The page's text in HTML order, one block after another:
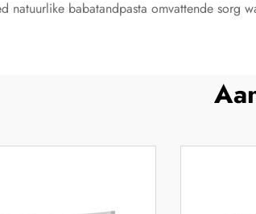
natuurlike babatandpasta omvattende sorg